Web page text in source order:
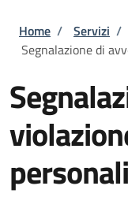
Briciole
Home / Servizi /
Segnalazione di
personali